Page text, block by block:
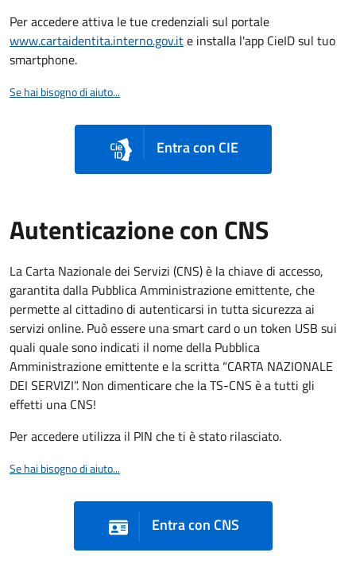
Per accedere attiva le tue credenziali sul portale
www.cartaidentita.interno.gov.ite installa l'app CieID sul tuo
smartphone.
Se hai bisogno di aiuto...
Entra con CIE
Autenticazione con CNS
La Carta Nazionale dei Servizi (CNS) è la chiave di accesso,
garantita dalla Pubblica Amministrazione emittente, che
permette al cittadino di autenticarsi in tutta sicurezza ai
servizi online. Può essere una smart card o un token USB sui
quali quale sono indicati il nome della Pubblica
Amministrazione emittente e la scritta “CARTA NAZIONALE
DEI SERVIZI”. Non dimenticare che la TS-CNS è a tutti gli
effetti una CNS!
Per accedere utilizza il PIN che ti è stato rilasciato.
Se hai bisogno di aiuto...
Entra con CNS